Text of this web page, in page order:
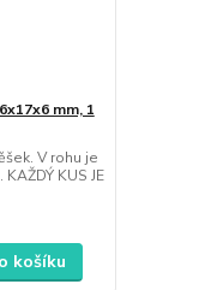
mm, 1
V rohu je
KUS JE
košíku